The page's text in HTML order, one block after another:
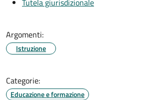
Argomenti:
Istruzione
Categorie:
Educazione e formazione